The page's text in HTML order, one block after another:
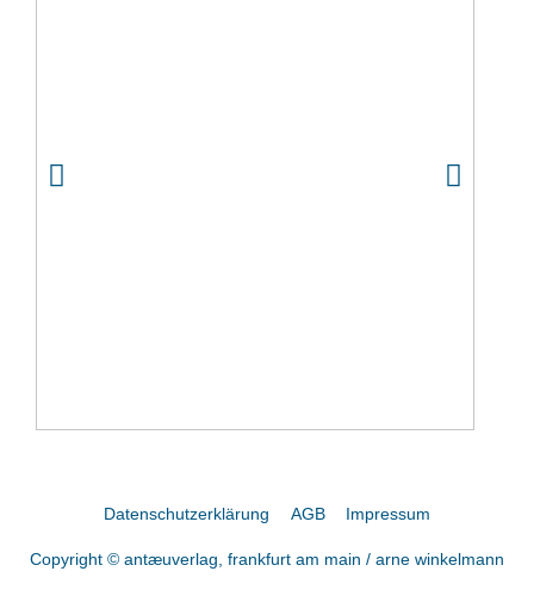
Datenschutzerklärung AGB Impressum
Copyright © antæuverlag, frankfurt am main / arne winkelmann